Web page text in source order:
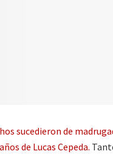
sucedieron de
de Lucas Cepeda.